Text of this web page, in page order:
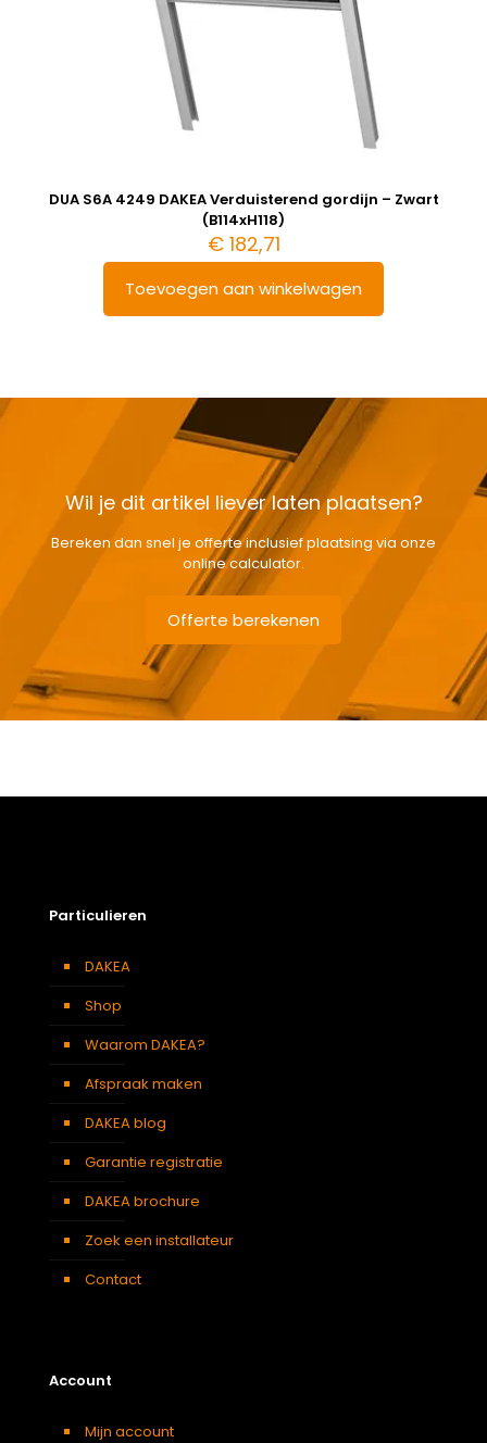
DUA S6A 4249 DAKEA Verduisterend gordijn – Zwart
(B114xH118)
€182,71
Toevoegen aan winkelwagen
Wil je dit artikel liever laten plaatsen?
Bereken dan snel je offerte inclusief plaatsing via onze
online calculator.
Offerte berekenen
Kleur :
Verduisterend
gordijn
Particulieren
DAKEA
Shop
Waarom DAKEA?
Afspraak maken
DAKEA blog
Garantie registratie
DAKEA brochure
Zoek een installateur
Contact
Account
Mijn account